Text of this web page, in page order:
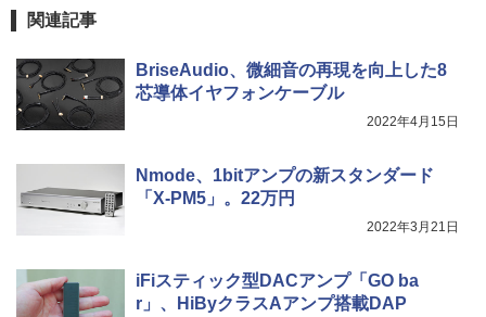
関連記事
BriseAudio、微細音の再現を向上した8
芯導体イヤフォンケーブル
2022年4月15日
Nmode、1bitアンプの新スタンダード
「X-PM5」。22万円
2022年3月21日
iFiスティック型DACアンプ「GO ba
r」、HiByクラスAアンプ搭載DAP